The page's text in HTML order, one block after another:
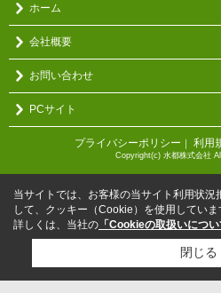
ホーム
会社概要
お問い合わせ
PCサイト
プライバシーポリシー ｜ 利用
Copyright(c) 水都株式会社
当サイトでは、お客様の当サイト利用状況
して、クッキー（Cookie）を使用していま
詳しくは、当社の 「Cookieの取扱いについ
閉じる